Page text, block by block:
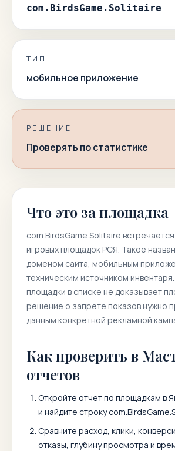
com.BirdsGame.Solitaire
ТИП
мобильное приложение
РЕШЕНИЕ
Проверять по статистике
Что это за площадка
com.BirdsGame.Solitaire
игровых площадок РСЯ. Такое
доменом сайта, мобильным
техническим источником
площадки в списке не доказывает
решение о запрете показов нужно
данным конкретной рекламной
Как проверить в
отчетов
Откройте отчет по площадкам в
и найдите строку
Сравните расход, клики,
отказы, глубину просмотра и